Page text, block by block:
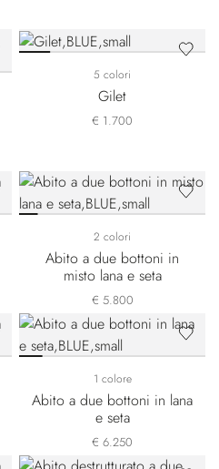
5 colori
Gilet
€ 1.700
2 colori
Abito a due bottoni in
misto lana e seta
€ 5.800
1 colore
Abito a due bottoni in lana
e seta
€ 6.250